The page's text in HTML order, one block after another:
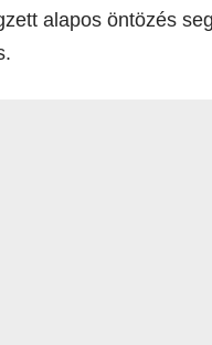
alapos öntözés